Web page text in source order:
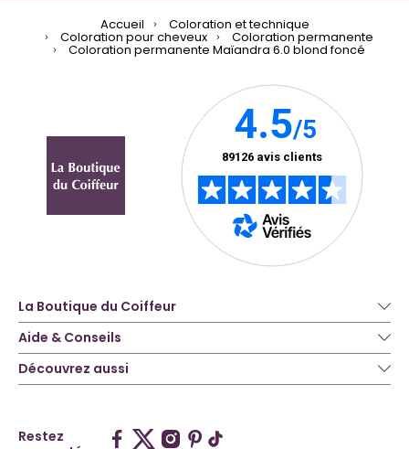
Accueil Coloration et technique
Coloration pour cheveux Coloration permanente
Coloration permanente Maïandra 6.0 blond foncé
La Boutique du Coiffeur
Aide & Conseils
Découvrez aussi
Restez